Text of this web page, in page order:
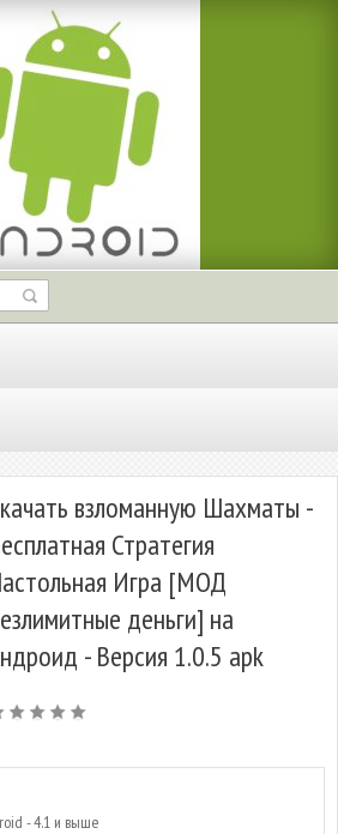
взломанную Шахматы -
Стратегия
Игра [МОД
деньги] на
- Версия 1.0.5 apk
- 4.1 и выше